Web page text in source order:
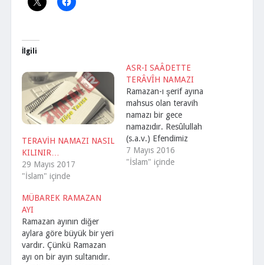
İlgili
TERAVİH NAMAZI NASIL
KILINIR…
29 Mayıs 2017
"İslam" içinde
ASR-I SAÂDETTE
TERÂVÎH NAMAZI
Ramazan-ı şerif ayına
mahsus olan teravih
namazı bir gece
namazıdır. Resûlullah
(s.a.v.) Efendimiz
tarafından bu gece
ibadetine “Kıyam-ı
7 Mayıs 2016
"İslam" içinde
MÜBAREK RAMAZAN
AYI
Ramazan ayının diğer
aylara göre büyük bir yeri
vardır. Çünkü Ramazan
ayı on bir ayın sultanıdır.